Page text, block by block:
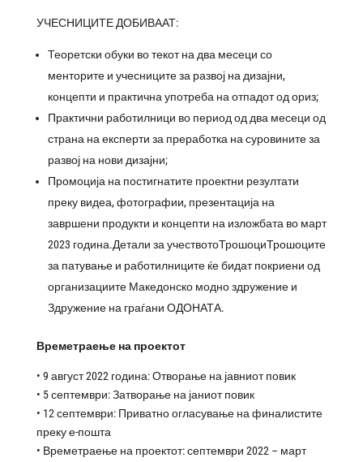
УЧЕСНИЦИТЕ ДОБИВААТ:
Теоретски обуки во текот на два месеци со
менторите и учесниците за развој на дизајни,
концепти и практична употреба на отпадот од ориз;
Практични работилници во период од два месеци од
страна на експерти за преработка на суровините за
развој на нови дизајни;
Промоција на постигнатите проектни резултати
преку видеа, фотографии, презентација на
завршени продукти и концепти на изложбата во март
2023 година.Детали за учествотоТрошоциТрошоците
за патување и работилниците ќе бидат покриени од
организациите Македонско модно здружение и
Здружение на граѓани ОДОНАТА.
Времетраење на проектот
• 9 август 2022 година: Отворање на јавниот повик
• 5 септември: Затворање на јаниот повик
• 12 септември: Приватно огласување на финалистите
преку е-пошта
• Времетраење на проектот: септември 2022 – март